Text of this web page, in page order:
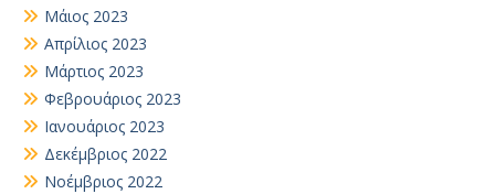
Μάιος 2023
Απρίλιος 2023
Μάρτιος 2023
Φεβρουάριος 2023
Ιανουάριος 2023
Δεκέμβριος 2022
Νοέμβριος 2022